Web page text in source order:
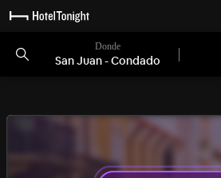
Donde
San Juan - Condado